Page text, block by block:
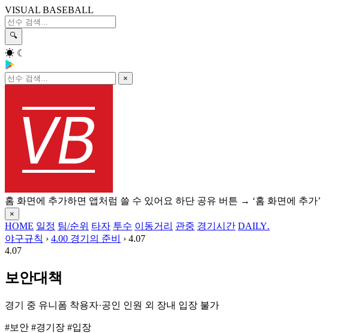
VISUAL BASEBALL
🔍
☀ ☾
×
홈 화면에 추가하면 앱처럼 쓸 수 있어요 하단 공유 버튼 → ‘홈 화면에 추가’
×
HOME 일정 팀/순위 타자 투수 이동거리 관중 경기시간 DAILY.
야구규칙 › 4.00 경기의 준비 › 4.07
4.07
보안대책
경기 중 유니폼 착용자·공인 인원 외 장내 입장 불가
#보안 #경기장 #입장